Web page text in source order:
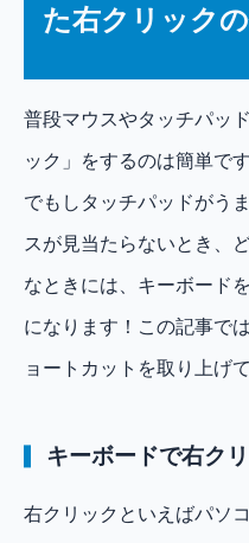
た右クリック
普段マウスやタッチパッ
ック」をするのは簡単で
でもしタッチパッドがう
スが見当たらないとき、
なときには、キーボード
になります！この記事で
ョートカットを取り上げ
キーボードで右ク
右クリックといえばパソ